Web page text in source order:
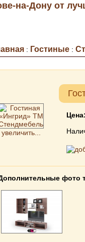
на-Дону от
: Гостиные :
увеличить...
фото